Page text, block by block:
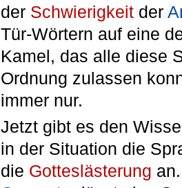
der Schwierigkeit der
Tür-Wörtern auf eine
Kamel, das alle diese
Ordnung zulassen
immer nur.
Jetzt gibt es den
in der Situation die
die Gotteslästerung